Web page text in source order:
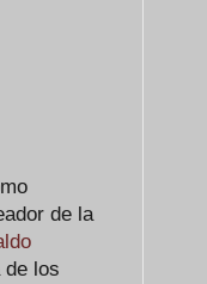
de la
de los